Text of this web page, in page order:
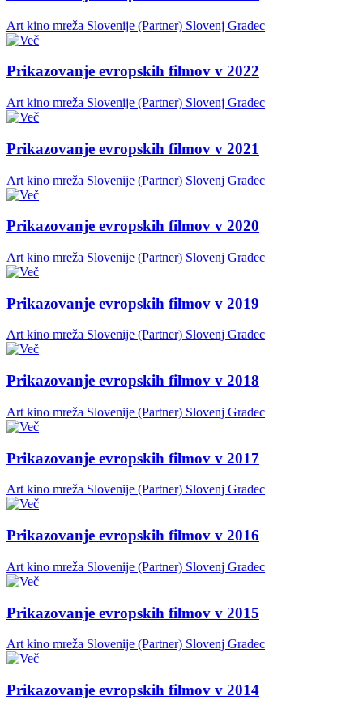
Art kino mreža Slovenije (Partner) Slovenj Gradec
Prikazovanje evropskih filmov v 2022
Art kino mreža Slovenije (Partner) Slovenj Gradec
Prikazovanje evropskih filmov v 2021
Art kino mreža Slovenije (Partner) Slovenj Gradec
Prikazovanje evropskih filmov v 2020
Art kino mreža Slovenije (Partner) Slovenj Gradec
Prikazovanje evropskih filmov v 2019
Art kino mreža Slovenije (Partner) Slovenj Gradec
Prikazovanje evropskih filmov v 2018
Art kino mreža Slovenije (Partner) Slovenj Gradec
Prikazovanje evropskih filmov v 2017
Art kino mreža Slovenije (Partner) Slovenj Gradec
Prikazovanje evropskih filmov v 2016
Art kino mreža Slovenije (Partner) Slovenj Gradec
Prikazovanje evropskih filmov v 2015
Art kino mreža Slovenije (Partner) Slovenj Gradec
Prikazovanje evropskih filmov v 2014